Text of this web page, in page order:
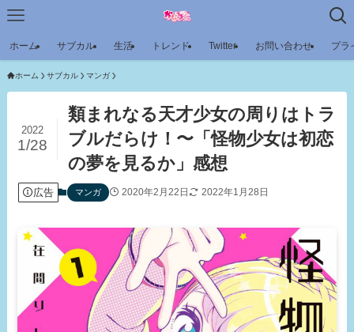
ホーム サブカル 生活 トレンド Twitter お問い合わせ プラ
ホーム サブカル マンガ
類まれなる天才少女の周りはトラ
ブルだらけ！〜「怪物少女は初恋
の夢を見るか」感想
2022
1/28
広告 マンガ 2020年2月22日 2022年1月28日